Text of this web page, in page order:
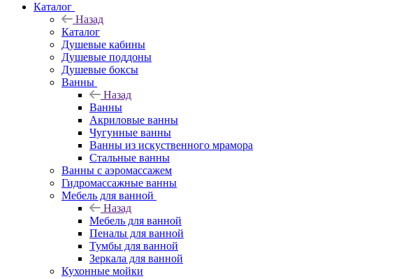
Каталог
Назад
Каталог
Душевые кабины
Душевые поддоны
Душевые боксы
Ванны
Назад
Ванны
Акриловые ванны
Чугунные ванны
Ванны из искуственного мрамора
Стальные ванны
Ванны с аэромассажем
Гидромассажные ванны
Мебель для ванной
Назад
Мебель для ванной
Пеналы для ванной
Тумбы для ванной
Зеркала для ванной
Кухонные мойки